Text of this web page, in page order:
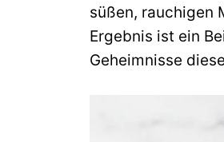
süßen, rauchigen
Ergebnis ist ein
Geheimnisse